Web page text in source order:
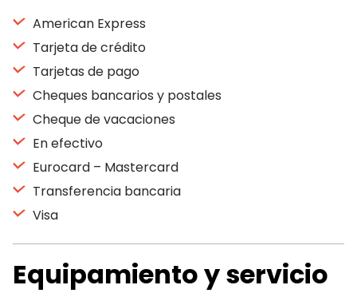
American Express
Tarjeta de crédito
Tarjetas de pago
Cheques bancarios y postales
Cheque de vacaciones
En efectivo
Eurocard – Mastercard
Transferencia bancaria
Visa
Equipamiento y servicio